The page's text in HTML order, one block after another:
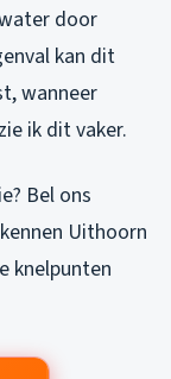
door
kan dit
wanneer
ik dit vaker.
Bel ons
Uithoorn
knelpunten